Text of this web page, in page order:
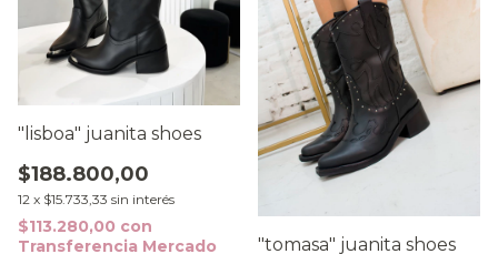
"lisboa" juanita shoes
$188.800,00
12 x $15.733,33 sin interés
$113.280,00 con
Transferencia Mercado
"tomasa" juanita shoes